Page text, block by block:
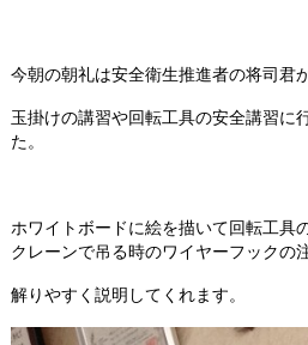
今朝の朝礼は安全衛生推進者の将司君
玉掛けの講習や回転工具の安全講習に
た。
ホワイトボードに絵を描いて回転工具
クレーンで吊る時のワイヤーフックの
解りやすく説明してくれます。